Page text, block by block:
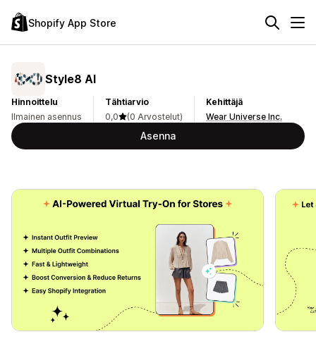
Shopify App Store
Style8 AI
Hinnoittelu
Ilmainen asennus
Tähtiarvio
0,0
(0 Arvostelut)
Kehittäjä
Wear Universe Inc.
Asenna